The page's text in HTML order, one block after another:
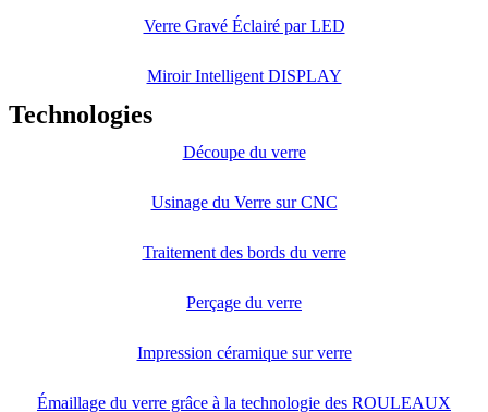
Verre Gravé Éclairé par LED
Miroir Intelligent DISPLAY
Technologies
Découpe du verre
Usinage du Verre sur CNC
Traitement des bords du verre
Perçage du verre
Impression céramique sur verre
Émaillage du verre grâce à la technologie des ROULEAUX